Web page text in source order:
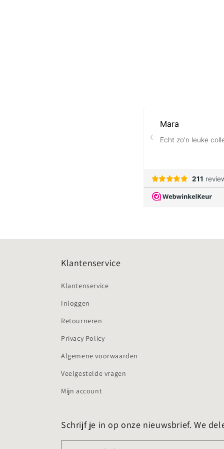
Klantenservice
Klantenservice
Inloggen
Retourneren
Privacy Policy
Algemene voorwaarden
Veelgestelde vragen
Mijn account
Schrijf je in op onze nieuwsbrief. We